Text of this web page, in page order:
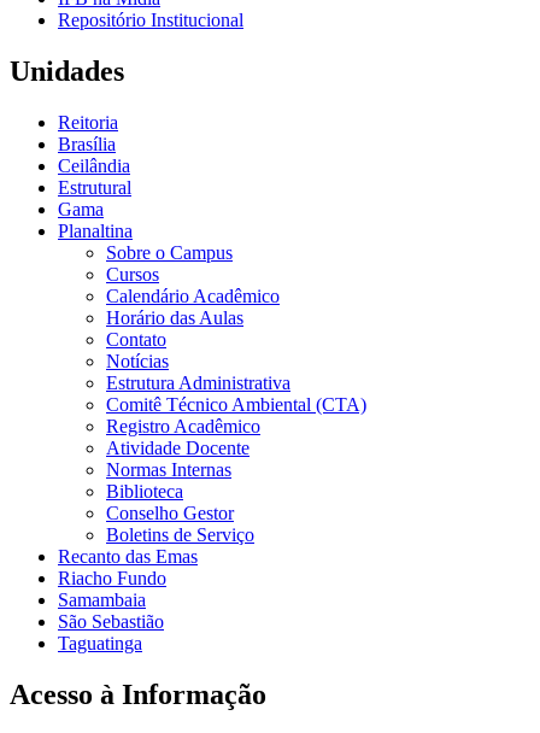
Repositório Institucional
Unidades
Reitoria
Brasília
Ceilândia
Estrutural
Gama
Planaltina
Sobre o Campus
Cursos
Calendário Acadêmico
Horário das Aulas
Contato
Notícias
Estrutura Administrativa
Comitê Técnico Ambiental (CTA)
Registro Acadêmico
Atividade Docente
Normas Internas
Biblioteca
Conselho Gestor
Boletins de Serviço
Recanto das Emas
Riacho Fundo
Samambaia
São Sebastião
Taguatinga
Acesso à Informação